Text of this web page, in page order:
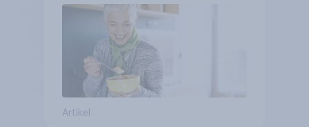
Artikel